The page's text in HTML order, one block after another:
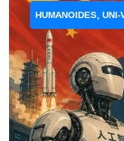
HUMANOIDES, UNI-